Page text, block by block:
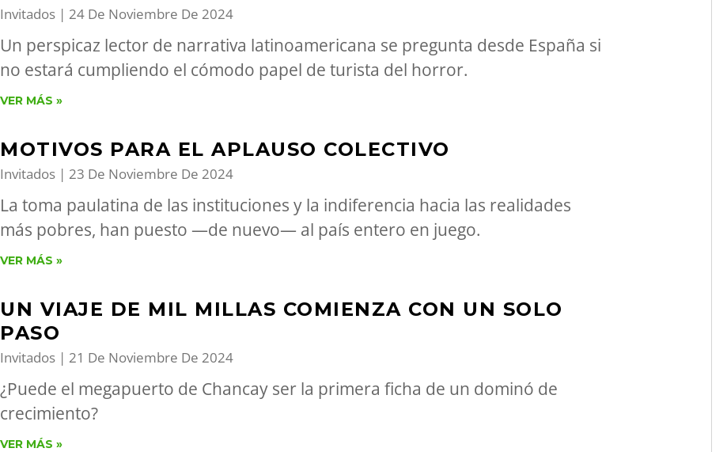
Invitados 24 De Noviembre De 2024
Un perspicaz lector de narrativa latinoamericana se pregunta desde España si
no estará cumpliendo el cómodo papel de turista del horror.
VER MÁS »
MOTIVOS PARA EL APLAUSO COLECTIVO
Invitados 23 De Noviembre De 2024
La toma paulatina de las instituciones y la indiferencia hacia las realidades
más pobres, han puesto —de nuevo— al país entero en juego.
VER MÁS »
UN VIAJE DE MIL MILLAS COMIENZA CON UN SOLO
PASO
Invitados 21 De Noviembre De 2024
¿Puede el megapuerto de Chancay ser la primera ficha de un dominó de
crecimiento?
VER MÁS »